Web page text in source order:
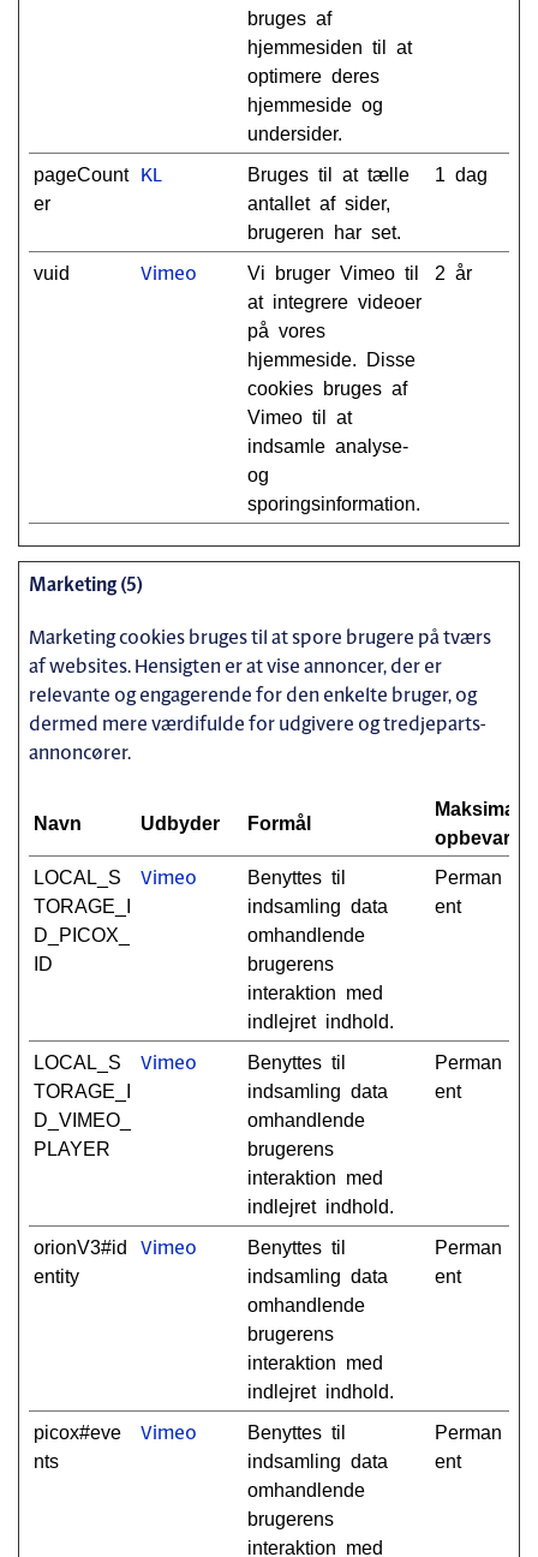
bruges af
hjemmesiden til at
optimere deres
hjemmeside og
undersider.
pageCount
er
KL
Bruges til at tælle
antallet af sider,
brugeren har set.
1 dag
vuid Vimeo
Vi bruger Vimeo til
at integrere videoer
på vores
hjemmeside. Disse
cookies bruges af
Vimeo til at
indsamle analyse-
og
sporingsinformation.
2 år
Marketing (5)
Marketing cookies bruges til at spore brugere på tværs
af websites. Hensigten er at vise annoncer, der er
relevante og engagerende for den enkelte bruger, og
dermed mere værdifulde for udgivere og tredjeparts-
annoncører.
Navn Udbyder Formål
Maksimal
LOCAL_S
TORAGE_I
D_PICOX_
ID
Vimeo
Benyttes til
indsamling data
omhandlende
brugerens
interaktion med
indlejret indhold.
Perman
ent
LOCAL_S
TORAGE_I
D_VIMEO_
PLAYER
Vimeo
Benyttes til
indsamling data
omhandlende
brugerens
interaktion med
indlejret indhold.
Perman
ent
orionV3#id
entity
Vimeo
Benyttes til
indsamling data
omhandlende
brugerens
interaktion med
indlejret indhold.
Perman
ent
picox#eve
nts
Vimeo
Benyttes til
indsamling data
omhandlende
brugerens
interaktion med
Perman
ent